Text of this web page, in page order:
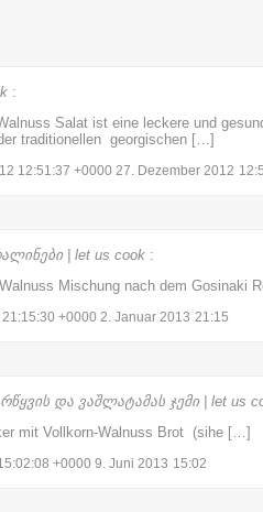
:
Salat ist eine leckere und
traditionellen georgischen […]
12:51:37 +0000 27. Dezember 2012
| let us cook :
Mischung nach dem Gosinaki
+0000 2. Januar 2013 21:15
და ვაშლატამას ჯემი | let us
mit Vollkorn-Walnuss Brot (sihe […]
+0000 9. Juni 2013 15:02